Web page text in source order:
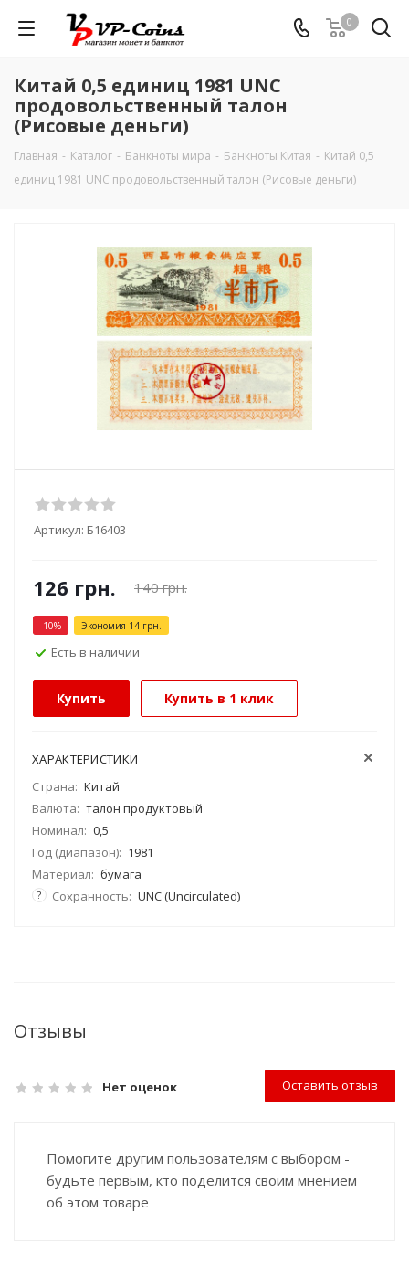
0
Китай 0,5 единиц 1981 UNC
продовольственный талон
(Рисовые деньги)
Главная - Каталог - Банкноты мира - Банкноты Китая - Китай 0,5
единиц 1981 UNC продовольственный талон (Рисовые деньги)
Артикул: Б16403
126 грн. 140грн.
-10% Экономия 14 грн.
Есть в наличии
Купить Купить в 1 клик
ХАРАКТЕРИСТИКИ
Страна: Китай
Валюта: талон продуктовый
Номинал: 0,5
Год (диапазон): 1981
Материал: бумага
? Сохранность: UNC (Uncirculated)
Отзывы
Нет оценок Оставить отзыв
Помогите другим пользователям с выбором -
будьте первым, кто поделится своим мнением
об этом товаре